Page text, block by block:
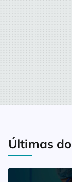
Últimas do